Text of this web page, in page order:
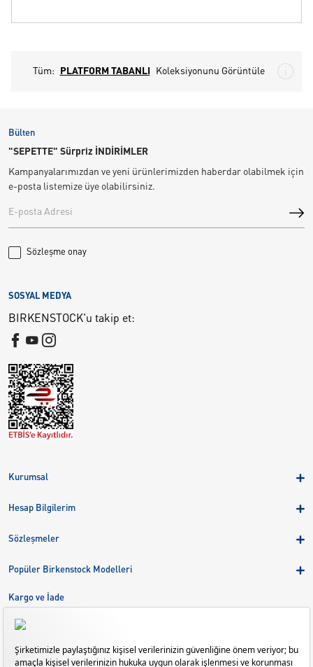
Tüm: PLATFORM TABANLI Koleksiyonunu Görüntüle
Bülten
"SEPETTE" Sürpriz İNDİRİMLER
Kampanyalarımızdan ve yeni ürünlerimizden haberdar olabilmek için
e-posta listemize üye olabilirsiniz.
Sözleşme onay
Kurumsal
Birkenstock Group
Kariyer
Hesap Bilgilerim
Sipariş Takibi
Sözleşmeler
Kargo ve İade
Çerez Tercihlerini Yönetin
Popüler Birkenstock Modelleri
Gizeh
Mayari
Kargo ve İade
Bize Ulaşın
SOSYAL MEDYA
BIRKENSTOCK'u takip et: